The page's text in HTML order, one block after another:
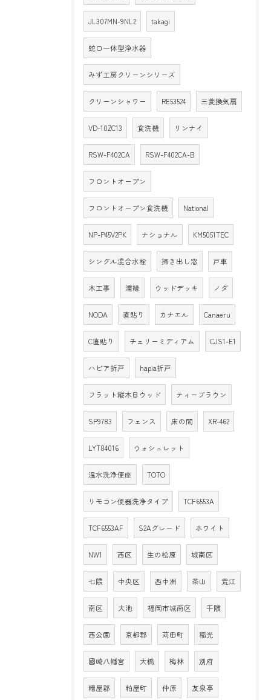
JL307MN-9NL2 takagi
蛇口一体型浄水器
みず工房クリーンシリーズ
クリーンシャワー RE53524 三菱換気扇
VD-10ZC13 食洗機 リンナイ
RSW-F402CA RSW-F402CA-B
フロントオープン
フロントオープン食洗機 National
NP-P45V2PK ナショナル KM5051TEC
シングル混合水栓 掃き出し窓 戸車
木工事 濡縁 ウッドデッキ ノダ
NODA 直貼り カナエル Canaeru
C直貼り チェリーミディアム CJS1-E1
ハピア折戸 hapia折戸
フラット縦木目ウッド ティーブラウン
SP9783 フェンス 床の間 XR-462
LYT84016 ウォシュレット
温水洗浄便座 TOTO
リモコン便器洗浄タイプ TCF6553A
TCF6553AF S2Aグレード ホワイト
NW1 西区 生の松原 城南区
七隈 中央区 西中洲 茶山 荒江
南区 大池 福岡市城南区 干隈
西公園 京都郡 苅田町 稲光
國崎八幡宮 大橋 梅林 別府
糟屋郡 粕屋町 仲原 友泉亭